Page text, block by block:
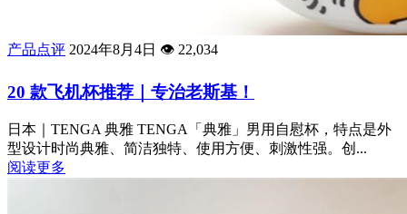
产品点评 2024年8月4日 👁️ 22,034
20 款飞机杯推荐｜专治老斯基！
日本｜TENGA 典雅 TENGA「典雅」男用自慰杯，特点是外
型设计时尚典雅、简洁独特、使用方便、刺激性强。创...
阅读更多